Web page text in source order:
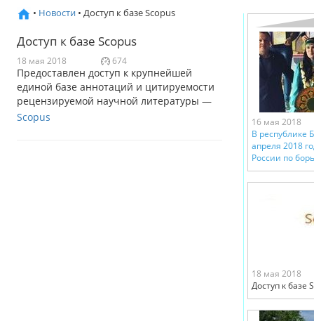
• Новости • Доступ к базе Scopus
Доступ к базе Scopus
18 мая 2018 674
Предоставлен доступ к крупнейшей
единой базе аннотаций и цитируемости
рецензируемой научной литературы —
Scopus
16 мая 2018
В республике
апреля 2018
России по
18 мая 2018
Доступ к базе